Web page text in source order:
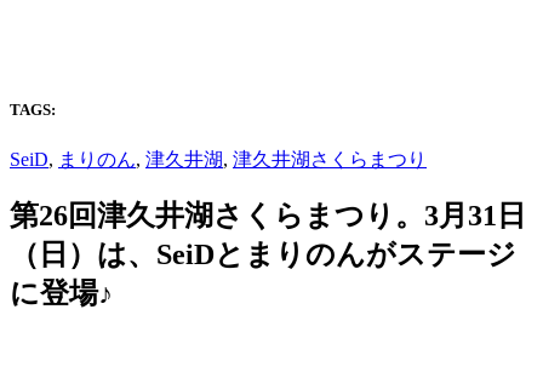
TAGS:
SeiD, まりのん, 津久井湖, 津久井湖さくらまつり
第26回津久井湖さくらまつり。3月31日
（日）は、SeiDとまりのんがステージ
に登場♪